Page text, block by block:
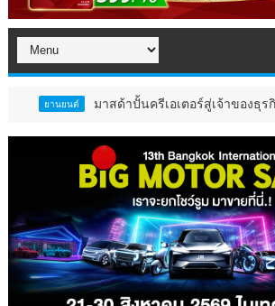
มาสด้าปั้นครีเอเตอร์สู่เจ้าของธุรกิจจับมือจุฬาล